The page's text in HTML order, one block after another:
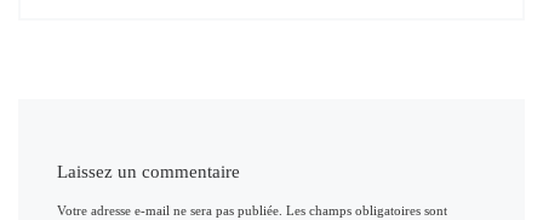
Laissez un commentaire
Votre adresse e-mail ne sera pas publiée. Les champs obligatoires sont